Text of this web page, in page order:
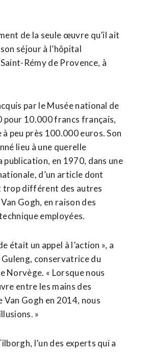
de la seule œuvre qu’il ait
séjour à l’hôpital
Rémy de Provence, à
par le Musée national de
pour 10.000 francs français,
peu près 100.000 euros. Son
lieu à une querelle
publication, en 1970, dans une
d’un article dont
trop différent des autres
Gogh, en raison des
employées.
était un appel à l’action », a
conservatrice du
Norvège. « Lorsque nous
entre les mains des
Van Gogh en 2014, nous
»
l’un des experts qui a